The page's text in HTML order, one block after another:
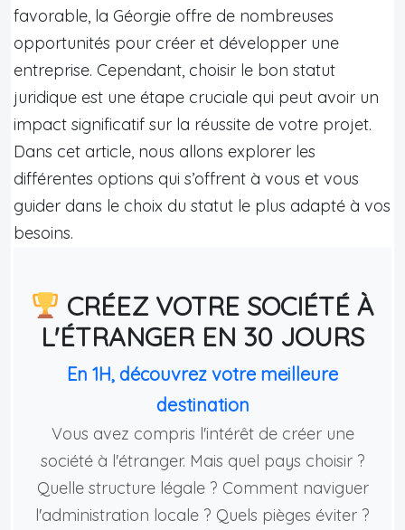
favorable, la Géorgie offre de nombreuses
opportunités pour créer et développer une
entreprise. Cependant, choisir le bon statut
juridique est une étape cruciale qui peut avoir un
impact significatif sur la réussite de votre projet.
Dans cet article, nous allons explorer les
différentes options qui s’offrent à vous et vous
guider dans le choix du statut le plus adapté à vos
besoins.
CRÉEZ VOTRE SOCIÉTÉ À
L'ÉTRANGER EN 30 JOURS
En 1H, découvrez votre meilleure
destination
Vous avez compris l'intérêt de créer une
société à l'étranger. Mais quel pays choisir ?
Quelle structure légale ? Comment naviguer
l'administration locale ? Quels pièges éviter ?